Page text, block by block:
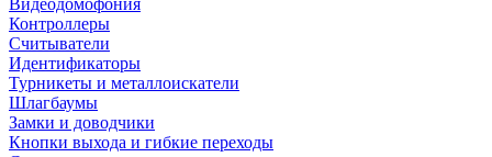
Видеодомофония
Контроллеры
Считыватели
Идентификаторы
Турникеты и металлоискатели
Шлагбаумы
Замки и доводчики
Кнопки выхода и гибкие переходы